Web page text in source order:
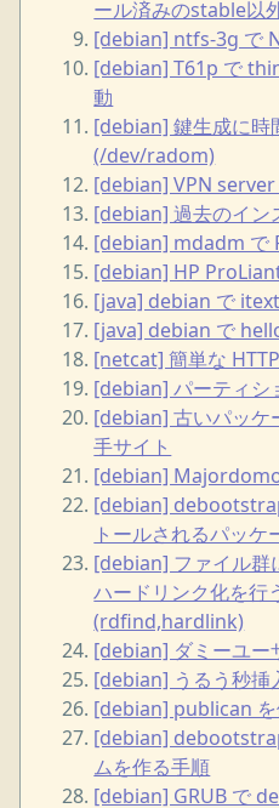
ール済みのstable以
[debian] ntfs-3g で
[debian] T61p で
動
[debian] 鍵生成に時
(/dev/radom)
[debian] VPN
[debian] 過去のイン
[debian] mdadm で
[debian] HP
[java] debian で
[java] debian で
[netcat] 簡単な
[debian] パーティシ
[debian] 古いパッケ
手サイト
[debian]
[debian]
トールされるパッ
[debian] ファイル群
ハードリンク化を行
(rdfind,hardlink)
[debian] ダミーユー
[debian] うるう秒挿
[debian] publican を
[debian]
ムを作る手順
[debian] GRUB で